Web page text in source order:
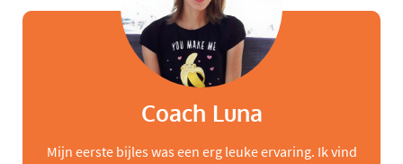
Coach Luna
Mijn eerste bijles was een erg leuke ervaring. Ik vind